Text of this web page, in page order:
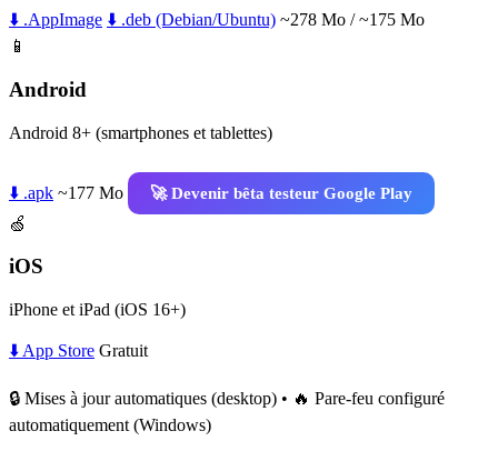
⬇️ .AppImage ⬇️ .deb (Debian/Ubuntu) ~278 Mo / ~175 Mo
📱
Android
Android 8+ (smartphones et tablettes)
⬇️ .apk ~177 Mo
🚀 Devenir bêta testeur Google Play
🍏
iOS
iPhone et iPad (iOS 16+)
⬇️ App Store Gratuit
🔒 Mises à jour automatiques (desktop) • 🔥 Pare-feu configuré
automatiquement (Windows)